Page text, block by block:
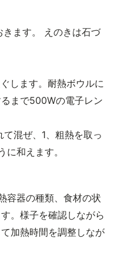
ます。 えのきは石づ
します。耐熱ボウルに
まで500Wの電子レン
混ぜ、1、粗熱を取っ
和えます。
容器の種類、食材の状
。様子を確認しながら
加熱時間を調整しなが